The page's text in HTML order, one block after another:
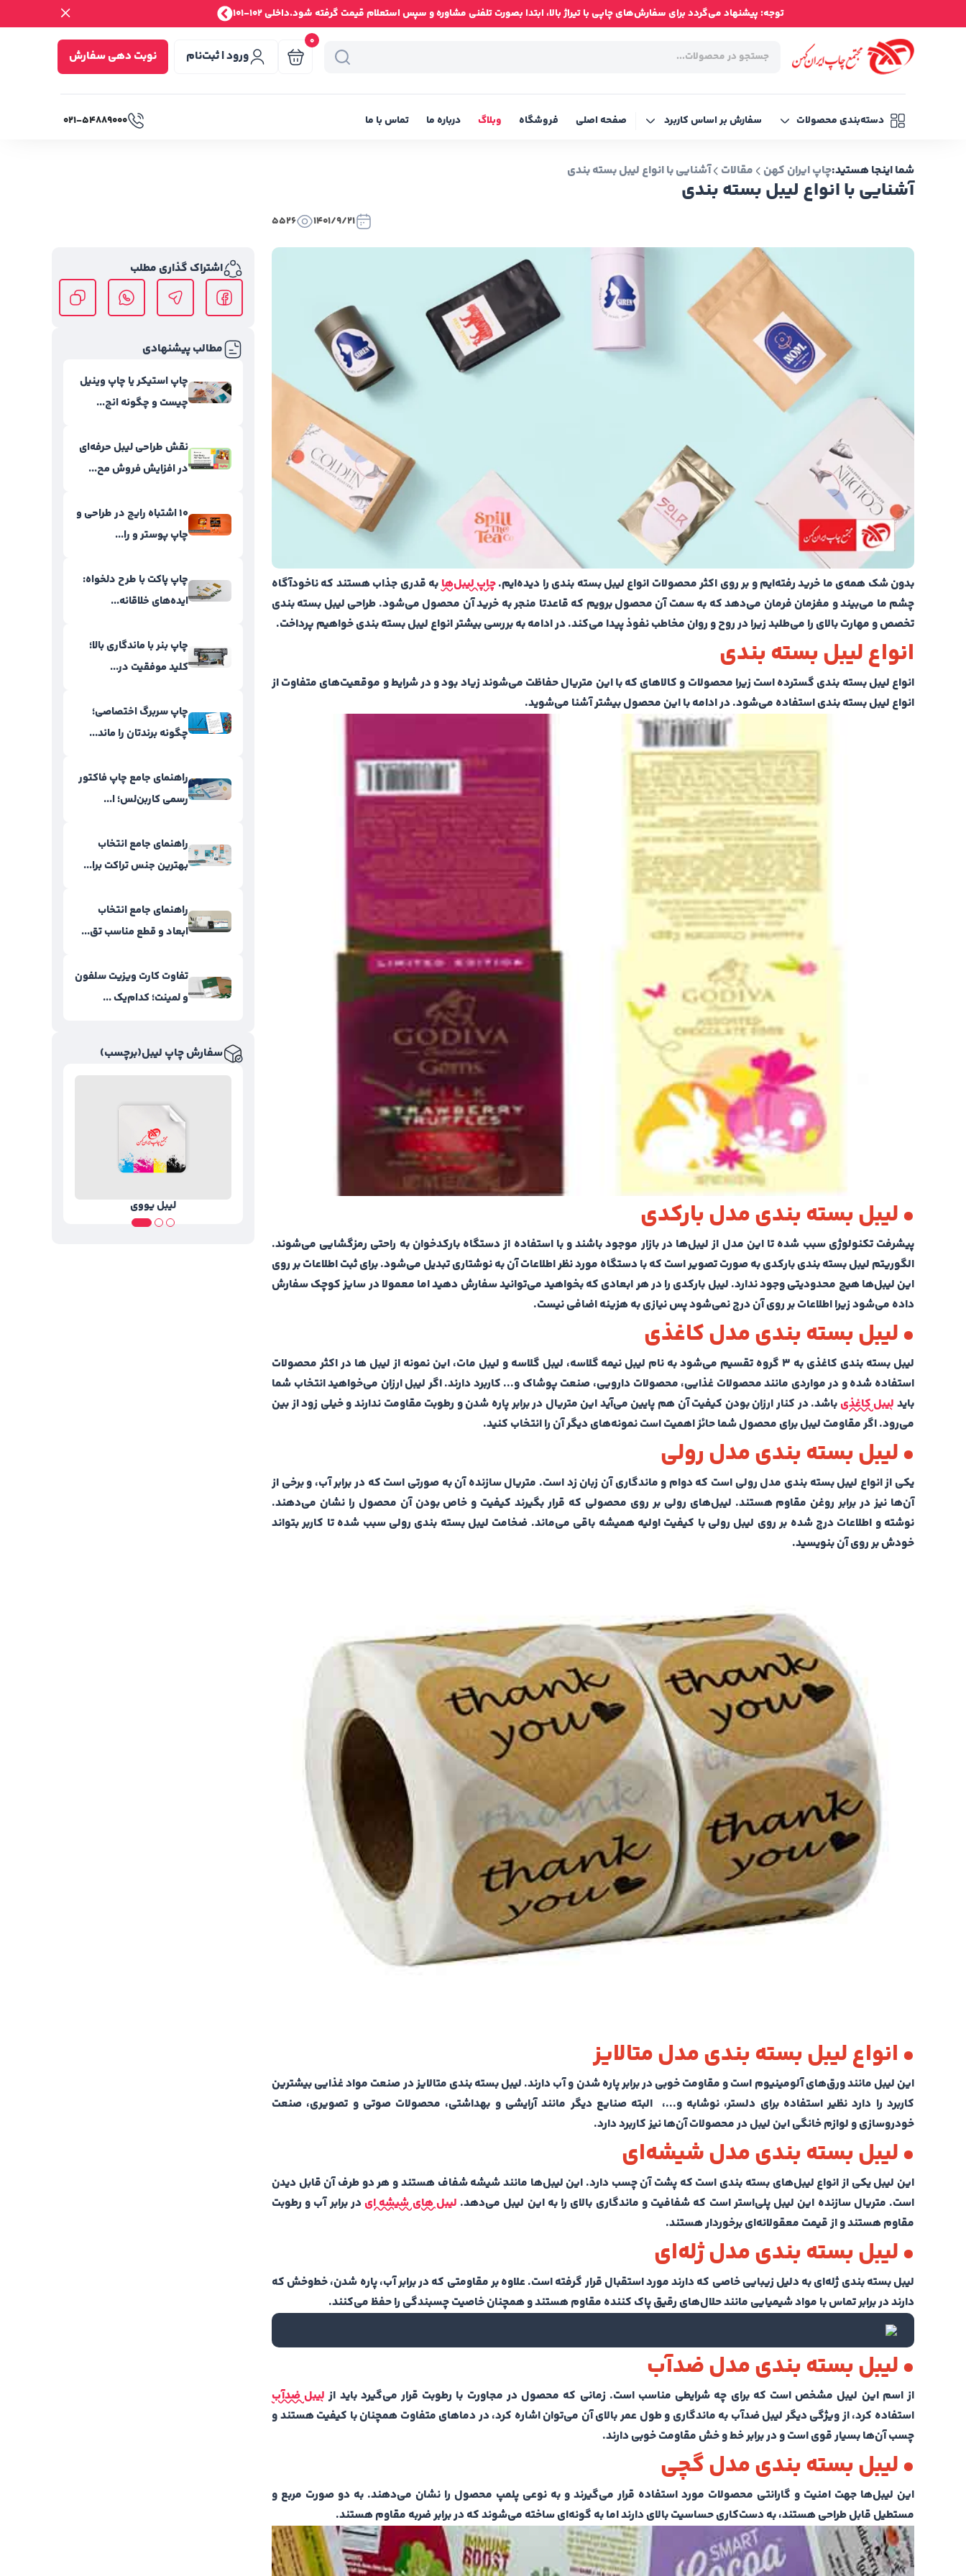
توجه: پیشنهاد می‌گردد برای سفارش‌های چاپی با تیراژ بالا، ابتدا بصورت تلفنی مشاوره و سپس استعلام قیمت گرفته شود.داخلی 102-101
0
ورود | ثبت‌نام نوبت دهی سفارش
دسته‌بندی محصولات سفارش بر اساس کاربرد صفحه اصلی فروشگاه وبلاگ درباره ما تماس با ما ۰۲۱-۵۴۸۸۹۰۰۰
آشنایی با انواع لیبل بسته بندی
شما اینجا هستید:چاپ ایران کهن مقالات آشنایی با انواع لیبل بسته بندی
1401/9/21
5526
بدون شک همه‌ی ما خرید رفته‌ایم و بر روی اکثر محصولات انواع لیبل بسته بندی را دیده‌ایم.چاپ لیبل‌ها به قدری جذاب هستند که ناخودآگاه
چشم ما می‌بیند و مغزمان فرمان می‌دهد که به سمت آن محصول برویم که قاعدتا منجر به خرید آن محصول می‌شود‌. طراحی لیبل بسته بندی
تخصص و مهارت بالای را می‌طلبد زیرا در روح و روان مخاطب نفوذ پیدا می‌کند‌. در ادامه به بررسی بیشتر انواع لیبل بسته بندی خواهیم پرداخت.
انواع لیبل بسته بندی
انواع لیبل بسته بندی گسترده است زیرا محصولات و کالاها‌ی که با این متریال حفاظت می‌شوند زیاد بود و در شرایط و موقعیت‌های متفاوت از
انواع لیبل‌ بسته بندی استفاده می‌شود. در ادامه با این محصول بیشتر آشنا می‌شوید.
• لیبل بسته بندی مدل بارکدی
پیشرفت تکنولوژی سبب شده تا این مدل از لیبل‌ها در بازار موجود باشند و با استفاده از دستگاه بارکد‌خوان به راحتی رمز‌گشایی می‌شوند.
الگوریتم لیبل‌ بسته بندی بارکدی به صورت تصویر است که با دستگاه مورد نظر اطلاعات آن به نوشتاری تبدیل می‌شود. برای ثبت اطلاعات بر روی
این لیبل‌ها هیچ محدودیتی وجود ندارد. لیبل بارکدی را در هر ابعادی که بخواهید می‌توانید سفارش دهید اما معمولا در سایز کوچک سفارش
داده می‌شود زیرا اطلاعات بر روی آن درج نمی‌شود پس نیازی به هزینه اضافی نیست.
• لیبل بسته بندی مدل کاغذی
لیبل بسته بندی کاغذی به ۳ گروه تقسیم می‌شود به نام لیبل نیمه گلاسه، لیبل گلاسه و لیبل مات، این نمونه از لیبل ها در اکثر محصولات
استفاده شده و در مواردی‌ مانند محصولات غذایی، محصولات دارویی، صنعت پوشاک و... کاربرد دارند. اگر لیبل ارزان می‌خواهید انتخاب شما
باید لیبل کاغذی باشد. در کنار ارزان بودن کیفیت آن هم پایین می‌آید این متریال در برابر پاره شدن و رطوبت مقاومت ندارند و خیلی زود از بین
می‌رود. اگر مقاومت لیبل برای محصول شما حائز اهمیت است نمونه‌های دیگر آن را انتخاب کنید.
• لیبل بسته بندی مدل رولی
یکی از انواع لیبل بسته بندی مدل رولی است که دوام و ماندگاری آن زبان زد است‌. متریال سازنده آن به صورتی است که در برابر آب، و برخی از
آن‌ها نیز در برابر روغن مقاوم هستند. لیبل‌های رولی بر روی محصولی که قرار بگیرند کیفیت و خاص بودن آن محصول را نشان می‌دهند.
نوشته و اطلاعات درج شده بر روی لیبل رولی با کیفیت اولیه همیشه باقی می‌ماند. ضخامت لیبل بسته بندی رولی سبب شده تا کاربر بتواند
خودش بر روی آن بنویسید.
• انواع لیبل بسته بندی مدل متالایز
این لیبل مانند ورق‌های آلومینیوم است و مقاومت خوبی در برابر پاره شدن و آب دارند. لیبل بسته بندی متالایز در صنعت مواد غذایی بیشترین
کاربرد را دارد‌ نظیر استفاده برای دلستر، نوشابه و...، البته صنایع دیگر مانند آرایشی و بهداشتی، محصولات صوتی و تصویری، صنعت
خودروسازی و لوازم خانگی این لیبل در محصولات آن‌ها نیز کاربرد دارد.
• لیبل بسته بندی مدل شیشه‌ای
این لیبل یکی از انواع لیبل‌های بسته بندی است که پشت آن چسب دارد. این لیبل‌ها مانند شیشه شفاف هستند و هر دو طرف آن قابل دیدن
است. متریال سازنده این لیبل پلی‌استر است که شفافیت و ماندگاری بالای را به این لیبل می‌دهد. لیبل های شیشه ای در برابر آب و رطوبت
مقاوم هستند و از قیمت معقولانه‌ای برخوردار هستند.
• لیبل بسته بندی مدل ژله‌ای
لیبل بسته بندی ژله‌ای به دلیل زیبایی خاصی که دارند مورد استقبال قرار گرفته است. علاوه بر مقاومتی که در برابر آب، پاره شدن، خط‌و‌خش که
دارند در برابر تماس با مواد شیمیایی مانند حلال‌های رقیق پاک کننده مقاوم هستند و همچنان خاصیت چسبندگی را حفظ می‌کنند.
• لیبل بسته بندی مدل ضدآب
از اسم این لیبل مشخص است که برای چه شرایطی مناسب است. زمانی که محصول در مجاورت با رطوبت قرار می‌گیرد باید از لیبل ضد‌آب
استفاده کرد، از ویژگی‌ دیگر لیبل ضدآب به ماندگاری و طول عمر بالای آن می‌توان اشاره کرد، در دما‌های متفاوت همچنان با کیفیت هستند و
چسب آن‌ها بسیار قوی است و در برابر خط‌ و خش مقاومت خوبی دارند.
• لیبل بسته بندی مدل گچی
این لیبل‌ها جهت امنیت و گارانتی محصولات مورد استفاده قرار می‌گیرند و به نوعی پلمپ محصول را نشان می‌دهند. به دو صورت مربع و
مستطیل قابل طراحی هستند‌، به دست‌کاری حساسیت بالای دارند اما به گونه‌ای ساخته می‌شوند که در برابر ضربه مقاوم هستند.
اشتراک گذاری مطلب
مطالب پیشنهادی
چاپ استیکر یا چاپ وینیل
چیست و چگونه انج...
نقش طراحی لیبل حرفه‌ای
در افزایش فروش مح...
۱۰ اشتباه رایج در طراحی و
چاپ پوستر و را...
چاپ پاکت با طرح دلخواه:
ایده‌های خلاقانه...
چاپ بنر با ماندگاری بالا؛
کلید موفقیت در...
چاپ سربرگ اختصاصی؛
چگونه برندتان را ماند...
راهنمای جامع چاپ فاکتور
رسمی کاربن‌لس؛ ا...
راهنمای جامع انتخاب
بهترین جنس تراکت برا...
راهنمای جامع انتخاب
ابعاد و قطع مناسب تق...
تفاوت کارت ویزیت سلفون
و لمینت؛ کدام‌یک ...
سفارش چاپ لیبل(برچسب)
لیبل کاغذی